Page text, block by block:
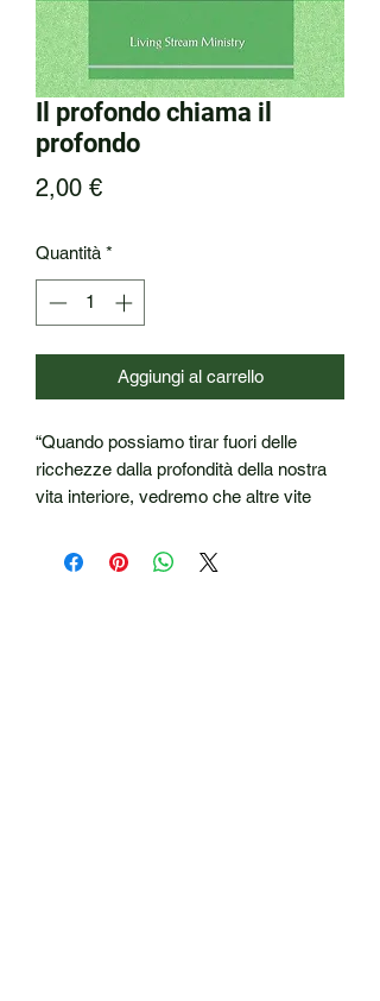
Il profondo chiama il
profondo
2,00 €Prezzo
Quantità *
Aggiungi al carrello
“Quando possiamo tirar fuori delle
ricchezze dalla profondità della nostra
vita interiore, vedremo che altre vite
profondamente influenzate.”